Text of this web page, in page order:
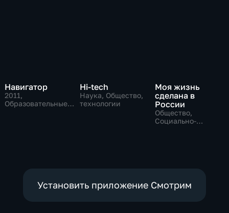
Навигатор
2011,
Образовательные,
Hi-tech
Наука, Общество,
технологии
Моя жизнь
сделана в
России
Общество,
Социально-
Установить приложение Смотрим